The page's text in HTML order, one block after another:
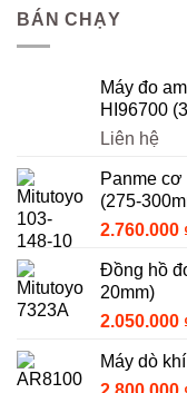
BÁN CHẠY
Máy đo
HI96700
Liên hệ
Panme
(275-
2.760.000
Đồng hồ
20mm)
2.050.000
Máy dò